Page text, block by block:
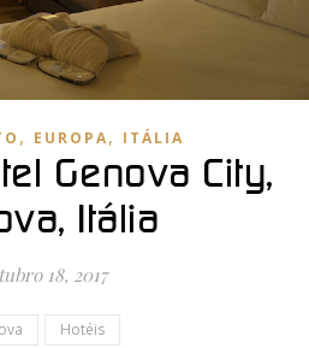
, EUROPA, ITÁLIA
Genova City,
Itália
18, 2017
Hotéis